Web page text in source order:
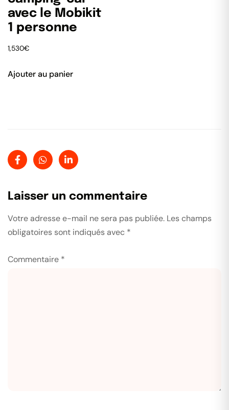
avec le Mobikit
1 personne
1,530€
Ajouter au panier
Laisser un commentaire
Votre adresse e-mail ne sera pas publiée. Les champs
obligatoires sont indiqués avec *
Commentaire *